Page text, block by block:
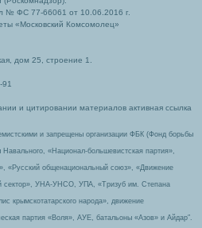
№ ФС 77-66061 от 10.06.2016 г.
«Московский Комсомолец»
дом 25, строение 1.
91
и цитировании материалов активная ссылка
и запрещены организации ФБК (Фонд борьбы
«Национал-большевистская партия»,
«Русский общенациональный союз», «Движение
сектор», УНА-УНСО, УПА, «Тризуб им. Степана
крымскотатарского народа», движение
партия «Воля», АУЕ, батальоны «Азов» и Айдар″.